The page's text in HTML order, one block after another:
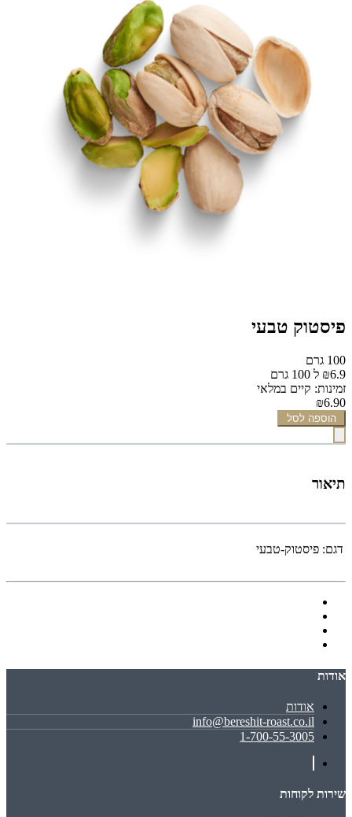
פיסטוק טבעי
100 גרם
₪6.9 ל 100 גרם
זמינות: קיים במלאי
₪6.90
הוספה לסל
תיאור
דגם: פיסטוק-טבעי
אודות
אודות
info@bereshit-roast.co.il
1-700-55-3005
שירות לקוחות